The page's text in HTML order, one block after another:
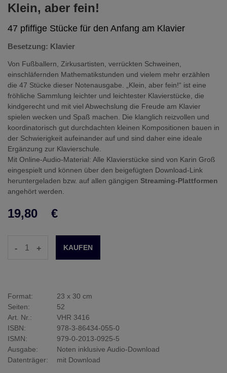
Klein, aber fein!
47 pfiffige Stücke für den Anfang am Klavier
Besetzung: Klavier
Von Fußballern, Zirkusartisten, verrückten Schweinen,
einschläfernden Mathematikstunden und vielem mehr erzählen
die 47 Stücke dieser Notenausgabe. „Klein, aber fein!“ ist eine
fröhliche Sammlung leichter und leichtester Klavierstücke, die
kindgerecht und mit viel Abwechslung die Freude am Klavier
spielen wecken und Spaß machen. Die klanglich reizvollen und
koordinatorisch gut durchdachten kleinen Kompositionen bauen in
der Schwierigkeit aufeinander auf und sind daher eine ideale
Ergänzung zur Klavierschule.
Mit Online-Audio-Material: Alle Klavierstücke sind von Karin Groß
eingespielt und können über den beigefügten Download-Link
heruntergeladen bzw. auf allen gängigen Streaming-Plattformen
angehört werden.
19,80 €
- +
Format:
23 x 30 cm
Seiten:
52
Art. Nr.:
VHR 3416
ISBN:
978-3-86434-055-0
ISMN:
979-0-2013-0925-5
Ausgabe:
Noten inklusive Audio-Download
Datenträger:
mit Download